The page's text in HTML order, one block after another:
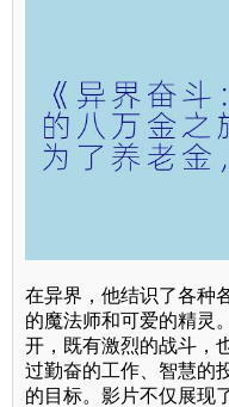
在异界，他结识了各种
的魔法师和可爱的精灵
开，既有激烈的战斗，
过勤奋的工作、智慧的
的目标。影片不仅展现